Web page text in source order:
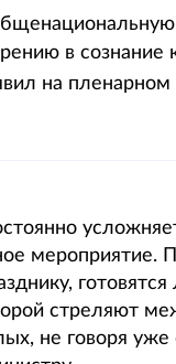
в сознание
на
мероприятие.
стреляют
не говоря уже